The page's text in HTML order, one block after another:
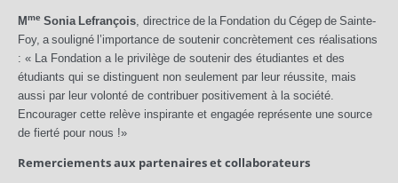
Mme Sonia Lefrançois directrice de la Fondation du Cégep de Sainte-
Foy, a souligné l’importance de soutenir concrètement ces réalisations
: « La Fondation a le privilège de soutenir des étudiantes et des
étudiants qui se distinguent non seulement par leur réussite, mais
aussi par leur volonté de contribuer positivement à la société.
Encourager cette relève inspirante et engagée représente une source
de fierté pour nous !»
Remerciements aux partenaires et collaborateurs